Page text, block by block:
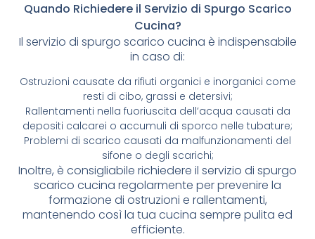
Quando Richiedere il Servizio di Spurgo Scarico
Cucina?
Il servizio di spurgo scarico cucina è indispensabile
in caso di:
Ostruzioni causate da rifiuti organici e inorganici come
resti di cibo, grassi e detersivi;
Rallentamenti nella fuoriuscita dell’acqua causati da
depositi calcarei o accumuli di sporco nelle tubature;
Problemi di scarico causati da malfunzionamenti del
sifone o degli scarichi;
Inoltre, è consigliabile richiedere il servizio di spurgo
scarico cucina regolarmente per prevenire la
formazione di ostruzioni e rallentamenti,
mantenendo così la tua cucina sempre pulita ed
efficiente.